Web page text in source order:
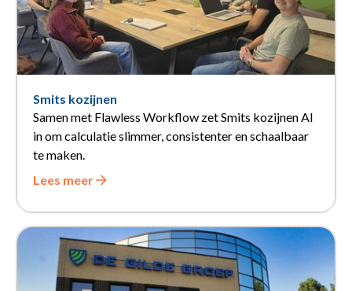
Smits kozijnen
Samen met Flawless Workflow zet Smits kozijnen AI
in om calculatie slimmer, consistenter en schaalbaar
te maken.
Lees meer